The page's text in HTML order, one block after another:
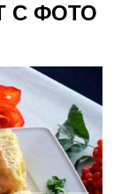
С ФОТО